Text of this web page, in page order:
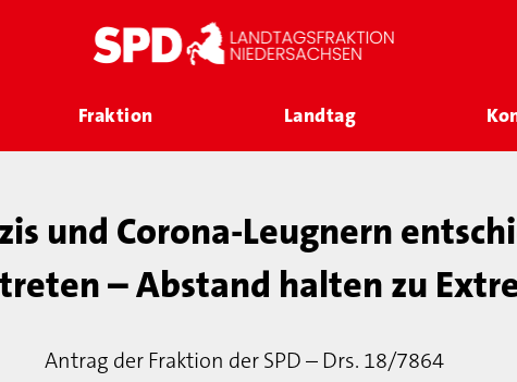
Fraktion Landtag
und Corona-Leugnern
– Abstand halten zu
Antrag der Fraktion der SPD – Drs. 18/7864